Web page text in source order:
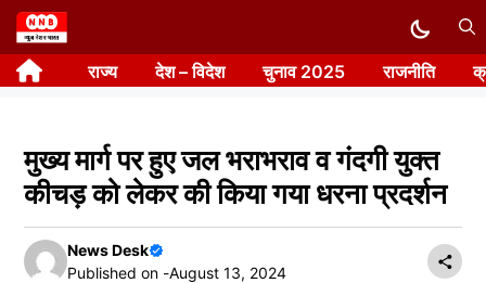
Skip
to
content राज्य देश – विदेश चुनाव 2025 राजनीति
मुख्य मार्ग पर हुए जल भराभराव व गंदगी युक्त
कीचड़ को लेकर की किया गया धरना प्रदर्शन
News Desk
Published on -August 13, 2024